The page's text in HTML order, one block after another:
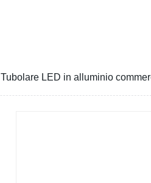
Tubolare LED in alluminio